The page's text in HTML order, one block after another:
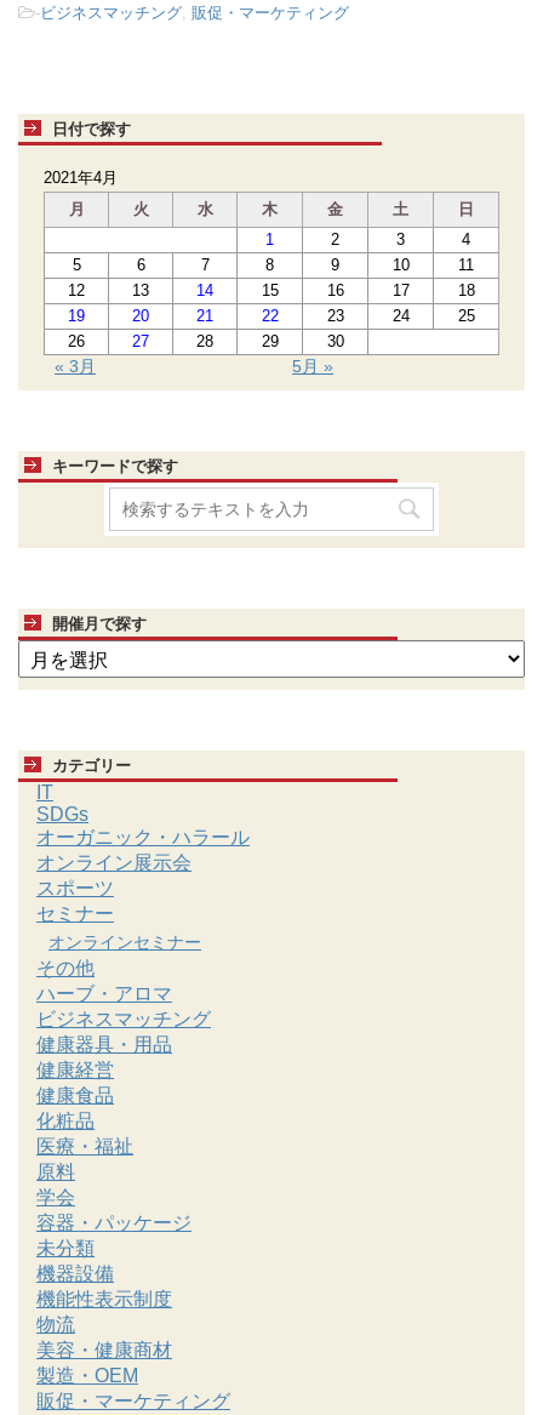
-ビジネスマッチング, 販促・マーケティング
日付で探す
2021年4月
月
火 水 木 金 土
日
1
2 3
4
5
6 7 8 9 10
11
12
13 14 15 16 17
18
19
20 21 22 23 24
25
26
27 28 29 30
« 3月 5月 »
キーワードで探す
開催月で探す
カテゴリー
IT
SDGs
オーガニック・ハラール
オンライン展示会
スポーツ
セミナー
オンラインセミナー
その他
ハーブ・アロマ
ビジネスマッチング
健康器具・用品
健康経営
健康食品
化粧品
医療・福祉
原料
学会
容器・パッケージ
未分類
機器設備
機能性表示制度
物流
美容・健康商材
製造・OEM
販促・マーケティング